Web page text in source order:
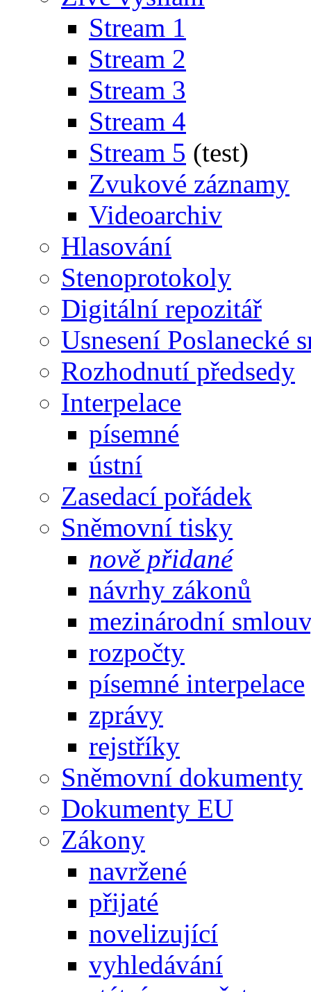
Stream 1
Stream 2
Stream 3
Stream 4
Stream 5 (test)
Zvukové záznamy
Videoarchiv
Hlasování
Stenoprotokoly
Digitální repozitář
Usnesení Poslanecké
Rozhodnutí předsedy
Interpelace
písemné
ústní
Zasedací pořádek
Sněmovní tisky
nově přidané
návrhy zákonů
mezinárodní
rozpočty
písemné interpelace
zprávy
rejstříky
Sněmovní dokumenty
Dokumenty EU
Zákony
navržené
přijaté
novelizující
vyhledávání